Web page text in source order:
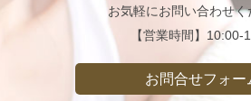
お気軽にお問い合わせく
【営業時間】 10:00-
お問合せフォー